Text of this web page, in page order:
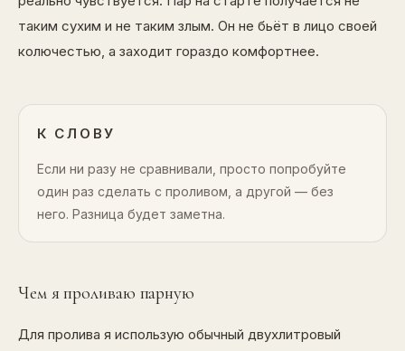
таким сухим и не таким злым. Он не бьёт в лицо своей
колючестью, а заходит гораздо комфортнее.
К СЛОВУ
Если ни разу не сравнивали, просто попробуйте
один раз сделать с проливом, а другой — без
него. Разница будет заметна.
Чем я проливаю парную
Для пролива я использую обычный двухлитровый